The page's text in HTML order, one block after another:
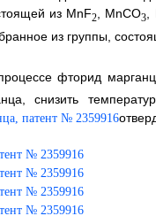
из MnF2 , MnCO3
из группы,
фторид
снизить